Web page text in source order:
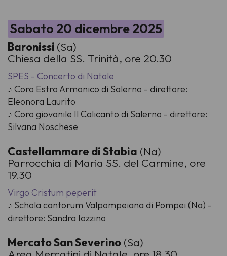
Sabato 20 dicembre 2025
Baronissi (Sa)
Chiesa della SS. Trinità, ore 20.30
SPES - Concerto di Natale
♪ Coro Estro Armonico di Salerno - direttore:
Eleonora Laurito
♪ Coro giovanile Il Calicanto di Salerno - direttore:
Silvana Noschese
Castellammare di Stabia (Na)
Parrocchia di Maria SS. del Carmine, ore
19.30
Virgo Cristum peperit
♪ Schola cantorum Valpompeiana di Pompei (Na) -
direttore: Sandra Iozzino
Mercato San Severino (Sa)